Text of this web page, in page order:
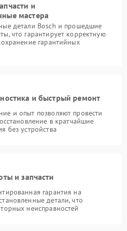
и
мастера
детали Bosch и прошедшие
что гарантирует корректную
гарантийных
и быстрый ремонт
и опыт позволяют провести
в кратчайшие
без устройства
и запчасти
гарантия на
детали, что
неисправностей